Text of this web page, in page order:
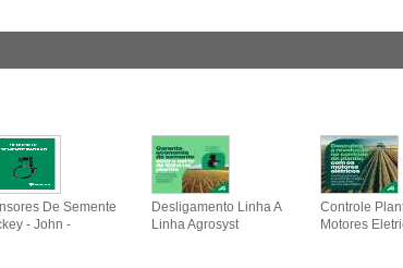
De Semente
- John -
Desligamento Linha A
Linha Agrosyst
Controle
Motores